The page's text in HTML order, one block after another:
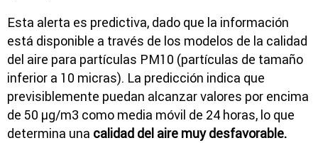
Esta alerta es predictiva, dado que la información
está disponible a través de los modelos de la calidad
del aire para partículas PM10 (partículas de tamaño
inferior a 10 micras). La predicción indica que
previsiblemente puedan alcanzar valores por encima
de 50 μg/m3 como media móvil de 24 horas, lo que
determina una calidad del aire muy desfavorable.